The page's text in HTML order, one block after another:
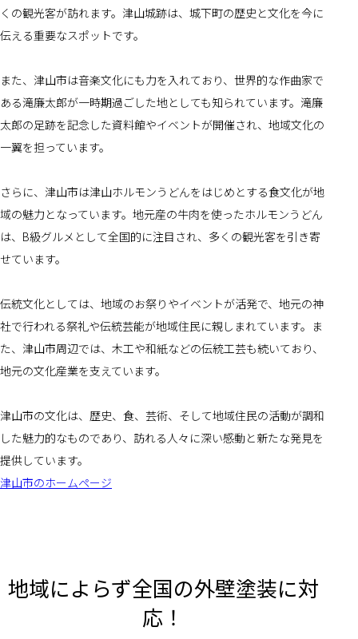
くの観光客が訪れます。津山城跡は、城下町の歴史と文化を今に
伝える重要なスポットです。
また、津山市は音楽文化にも力を入れており、世界的な作曲家で
ある滝廉太郎が一時期過ごした地としても知られています。滝廉
太郎の足跡を記念した資料館やイベントが開催され、地域文化の
一翼を担っています。
さらに、津山市は津山ホルモンうどんをはじめとする食文化が地
域の魅力となっています。地元産の牛肉を使ったホルモンうどん
は、B級グルメとして全国的に注目され、多くの観光客を引き寄
せています。
伝統文化としては、地域のお祭りやイベントが活発で、地元の神
社で行われる祭礼や伝統芸能が地域住民に親しまれています。ま
た、津山市周辺では、木工や和紙などの伝統工芸も続いており、
地元の文化産業を支えています。
津山市の文化は、歴史、食、芸術、そして地域住民の活動が調和
した魅力的なものであり、訪れる人々に深い感動と新たな発見を
提供しています。
津山市のホームページ
地域によらず全国の外壁塗装に対
応！